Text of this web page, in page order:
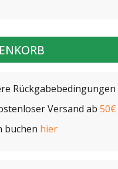
Rückgabebedingungen
Versand ab 50€
buchen hier